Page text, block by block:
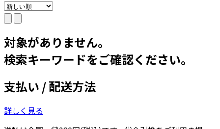
対象がありません。
検索キーワードをご確認ください。
支払い / 配送方法
詳しく見る